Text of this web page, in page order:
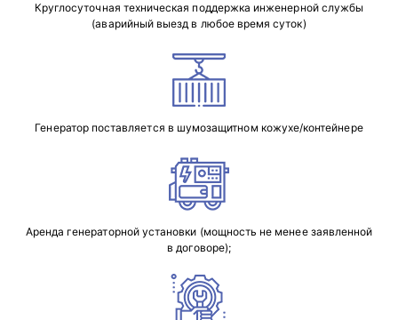
Круглосуточная техническая поддержка инженерной службы
(аварийный выезд в любое время суток)
Генератор поставляется в шумозащитном кожухе/контейнере
Аренда генераторной установки (мощность не менее заявленной
в договоре);